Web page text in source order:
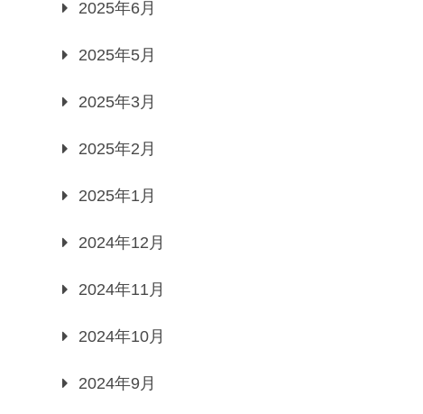
2025年6月
2025年5月
2025年3月
2025年2月
2025年1月
2024年12月
2024年11月
2024年10月
2024年9月